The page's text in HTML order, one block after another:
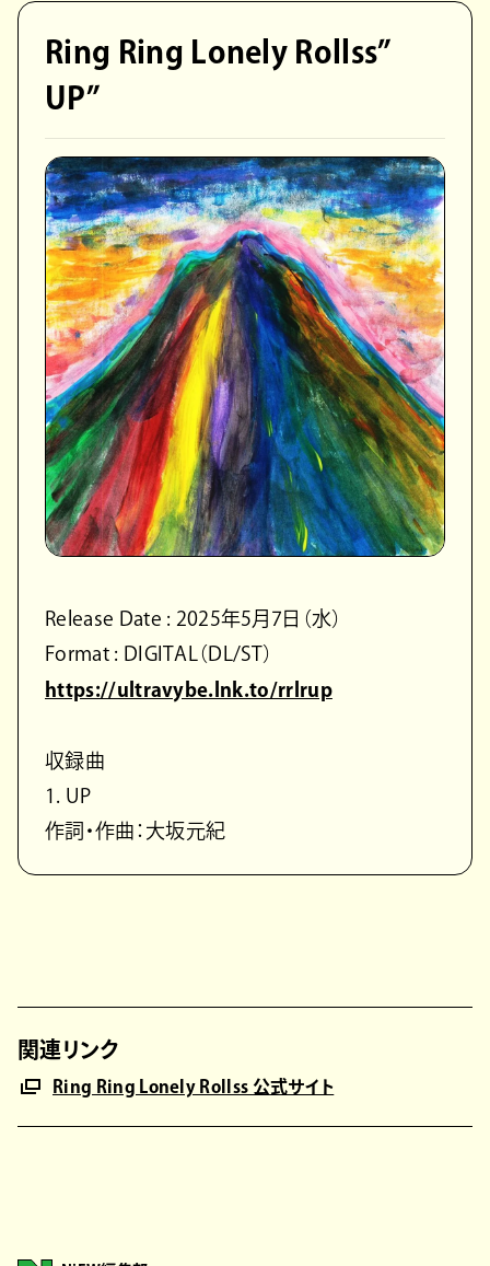
Ring Ring Lonely Rollss”
UP”
Release Date : 2025年5月7日（水）
Format : DIGITAL（DL/ST）
https://ultravybe.lnk.to/rrlrup
収録曲
1. UP
作詞・作曲：大坂元紀
関連リンク
Ring Ring Lonely Rollss 公式サイト